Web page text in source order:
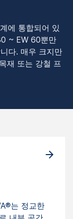
에 통합되어 있
~ EW 60뿐만
다. 매우 크지만
재 또는 강철 프
는 정교한